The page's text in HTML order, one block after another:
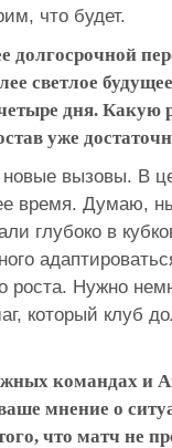
что будет.
долгосрочной
светлое
дня.
уже
вызовы. В
время. Думаю,
глубоко в
роста. Нужно
который клуб
командах и
мнение о
что матч не